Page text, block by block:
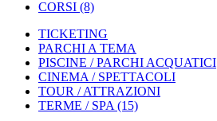
CORSI (8)
TICKETING
PARCHI A TEMA
PISCINE / PARCHI ACQUATICI
CINEMA / SPETTACOLI
TOUR / ATTRAZIONI
TERME / SPA (15)